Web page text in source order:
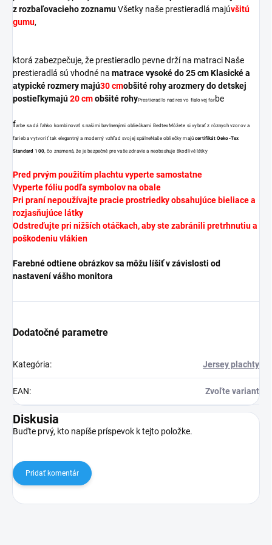
z rozbaľovacieho zoznamuVšetky naše prestieradlá majúvšitú
gumu,
ktorá zabezpečuje, že prestieradlo pevne drží na matraci Naše
prestieradlá sú vhodné na matrace vysoké do 25 cm Klasické a
atypické rozmery majú30 cmobšité rohyarozmery dodetskej
postieľkymajú20 cmobšité rohyPrestieradlo nadres vo fialovej farbe
farbe sa dá ľahko kombinovať s našimi bavlnenými obliečkami BedtexMôžete si vybrať z rôznych vzorov a
farieb a vytvoriť tak elegantný a moderný vzhľad svojej spálneNaše obliečky majúcertifikát Oeko-Tex
Standard 100, čo znamená, že je bezpečné pre vaše zdravie a neobsahuje škodlivé látky
Pred prvým použitím plachtu vyperte samostatne
Vyperte fóliu podľa symbolov na obale
Pri praní nepoužívajte pracie prostriedky obsahujúce bieliace a
rozjasňujúce látky
Odstreďujte pri nižších otáčkach, aby ste zabránili pretrhnutiu a
poškodeniu vlákien
Farebné odtiene obrázkov sa môžu líšiť v závislosti od
nastavení vášho monitora
Dodatočné parametre
Kategória: Jersey plachty
EAN: Zvoľte variant
Diskusia
Buďte prvý, kto napíše príspevok k tejto položke.
Pridať komentár